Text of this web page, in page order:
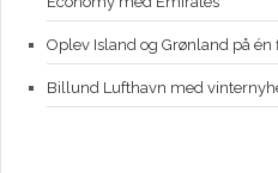
Oplev Island og Grønland på
Billund Lufthavn med